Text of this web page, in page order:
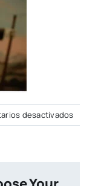
desactivadosen